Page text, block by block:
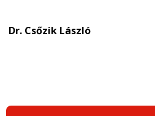
Dr. Csőzik László